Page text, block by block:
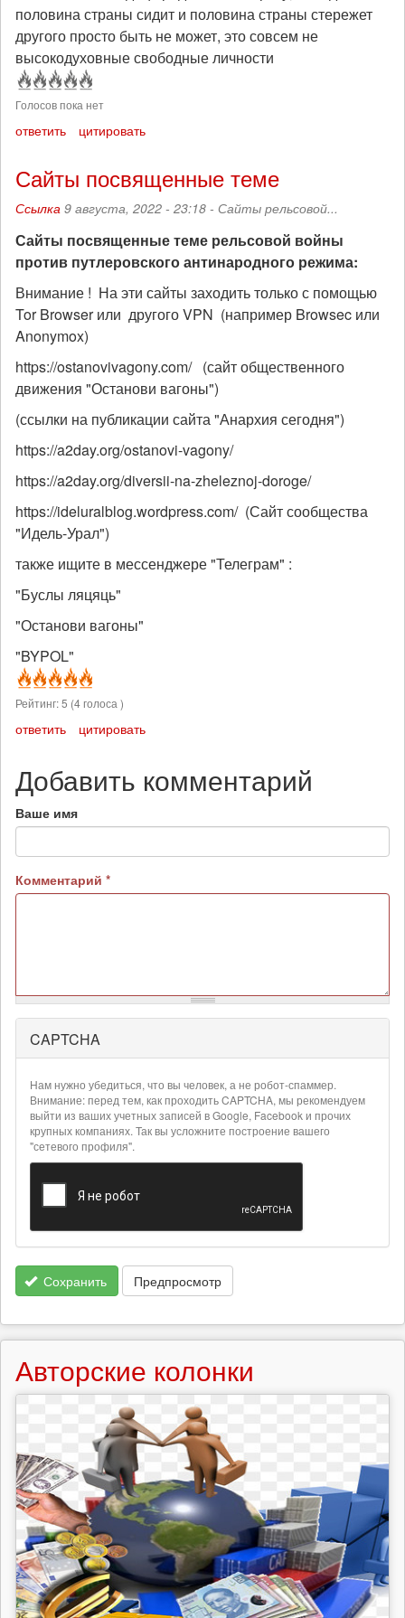
половина страны сидит и половина страны стережет
другого просто быть не может, это совсем не
высокодуховные свободные личности
Голосов пока нет
ответить цитировать
Сайты посвященные теме
Ссылка 9 августа, 2022 - 23:18 - Сайты рельсовой...
Сайты посвященные теме рельсовой войны
против путлеровского антинародного режима:
Внимание ! На эти сайты заходить только с помощью
Tor Browser или другого VPN (например Browsec или
Anonymox)
https://ostanovivagony.com/ (сайт общественного
движения "Останови вагоны")
(ссылки на публикации сайта "Анархия сегодня")
https://a2day.org/ostanovi-vagony/
https://a2day.org/diversii-na-zheleznoj-doroge/
https://ideluralblog.wordpress.com/ (Сайт сообщества
"Идель-Урал")
также ищите в мессенджере "Телеграм" :
"Буслы ляцяць"
"Останови вагоны"
"BYPOL"
Рейтинг:5 (4голоса )
ответить цитировать
Добавить комментарий
Ваше имя
Комментарий *
Более
подробная
информация
текстовых
форматах
CAPTCHA
Нам нужно убедиться, что вы человек, а не робот-спаммер.
Внимание: перед тем, как проходить CAPTCHA, мы рекомендуем
выйти из ваших учетных записей в Google, Facebook и прочих
крупных компаниях. Так вы усложните построение вашего
"сетевого профиля".
Сохранить Предпросмотр
Авторские колонки